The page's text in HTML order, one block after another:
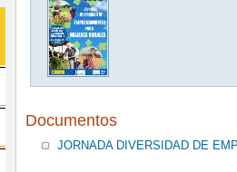
Documentos
JORNADA DIVERSIDAD DE